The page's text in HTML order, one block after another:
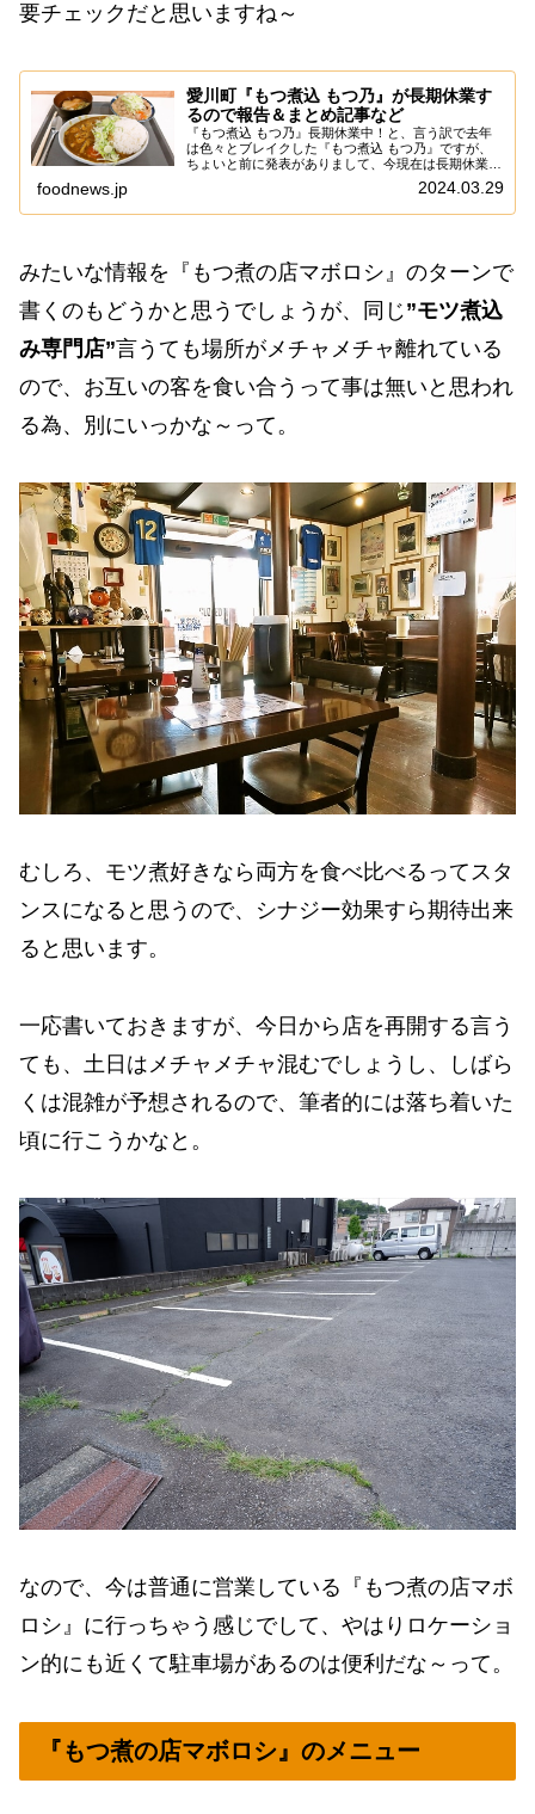
要チェックだと思いますね～
愛川町『もつ煮込 もつ乃』が長期休業す
るので報告＆まとめ記事など
『もつ煮込 もつ乃』長期休業中！と、言う訳で去年
は色々とブレイクした『もつ煮込 もつ乃』ですが、
ちょいと前に発表がありまして、今現在は長期休業モ
ードに入ったぞ～って。うん。こんな事、いちいち記
事化する程の事では無いかもですが、なんかTwit...
foodnews.jp 2024.03.29
みたいな情報を『もつ煮の店マボロシ』のターンで
書くのもどうかと思うでしょうが、同じ”モツ煮込
み専門店”言うても場所がメチャメチャ離れている
ので、お互いの客を食い合うって事は無いと思われ
る為、別にいっかな～って。
むしろ、モツ煮好きなら両方を食べ比べるってスタ
ンスになると思うので、シナジー効果すら期待出来
ると思います。
一応書いておきますが、今日から店を再開する言う
ても、土日はメチャメチャ混むでしょうし、しばら
くは混雑が予想されるので、筆者的には落ち着いた
頃に行こうかなと。
なので、今は普通に営業している『もつ煮の店マボ
ロシ』に行っちゃう感じでして、やはりロケーショ
ン的にも近くて駐車場があるのは便利だな～って。
『もつ煮の店マボロシ』のメニュー